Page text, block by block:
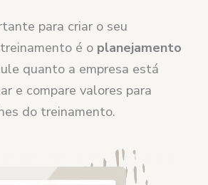
para criar o seu
é o planejamento
quanto a empresa está
e compare valores para
do treinamento.